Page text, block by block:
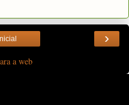
›
a web